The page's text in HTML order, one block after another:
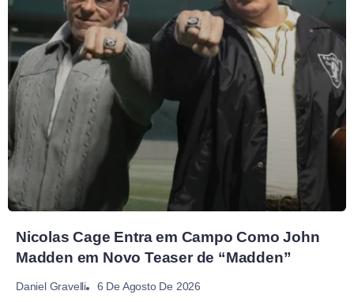
Nicolas Cage Entra em Campo Como John
Madden em Novo Teaser de “Madden”
Daniel Gravelli 6 De Agosto De 2026